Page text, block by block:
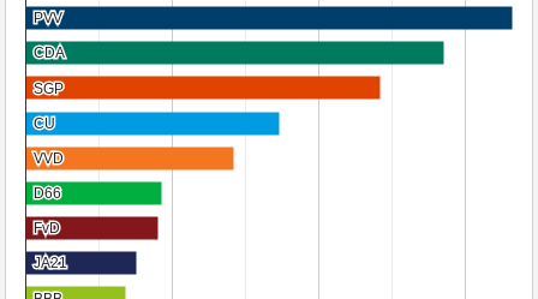
PVV
PVV
CDA
CDA
SGP
SGP
CU
CU
VVD
VVD
D66
D66
FvD
FvD
JA21
JA21